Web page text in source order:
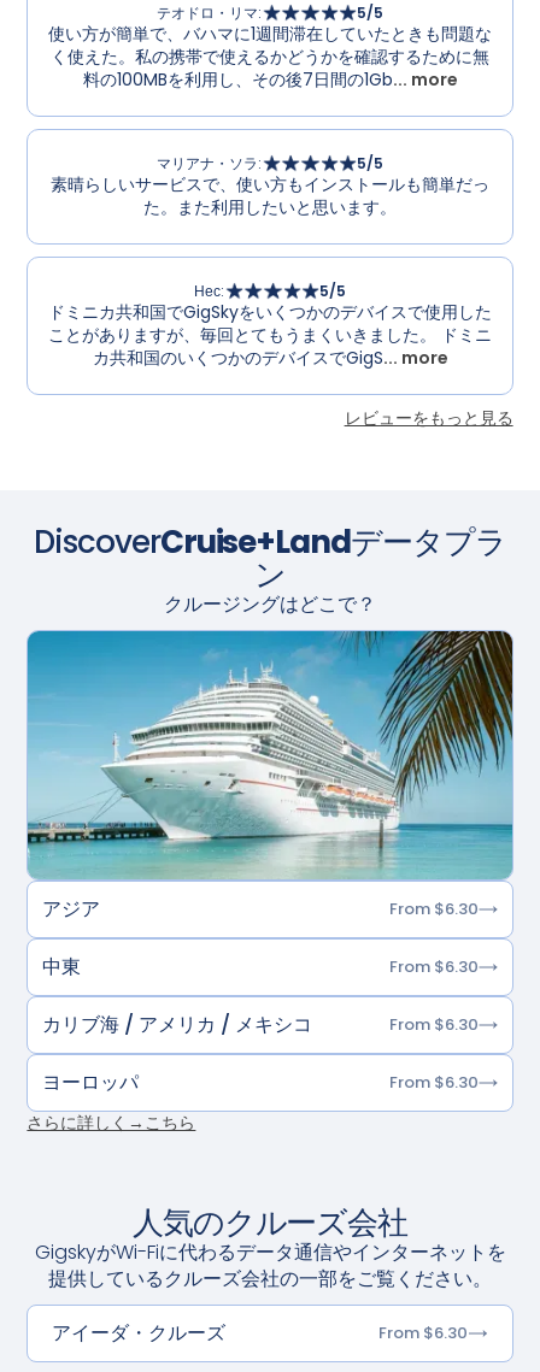
テオドロ・リマ: 5/5
使い方が簡単で、バハマに1週間滞在していたときも問題な
く使えた。私の携帯で使えるかどうかを確認するために無
料の100MBを利用し、その後7日間の1Gb... more
マリアナ・ソラ: 5/5
素晴らしいサービスで、使い方もインストールも簡単だっ
た。また利用したいと思います。
Нес: 5/5
ドミニカ共和国でGigSkyをいくつかのデバイスで使用した
ことがありますが、毎回とてもうまくいきました。 ドミニ
カ共和国のいくつかのデバイスでGigS... more
レビューをもっと見る
DiscoverCruise+Landデータプラ
ン
クルージングはどこで？
アジア From $6.30
中東 From $6.30
カリブ海 / アメリカ / メキシコ From $6.30
ヨーロッパ From $6.30
さらに詳しく→こちら
人気のクルーズ会社
GigskyがWi-Fiに代わるデータ通信やインターネットを
提供しているクルーズ会社の一部をご覧ください。
アイーダ・クルーズ
From $6.30